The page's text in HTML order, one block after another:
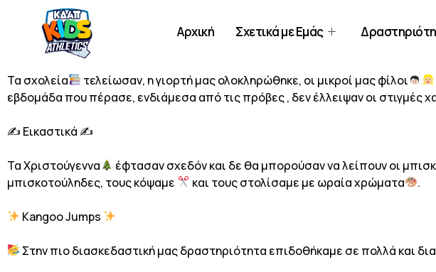
Αρχική Σχετικά με Εμάς
Τα σχολεία τελείωσαν, η γιορτή μας ολοκληρώθηκε, οι μικροί μας φίλοι
εβδομάδα που πέρασε, ενδιάμεσα από τις πρόβες , δεν έλλειψαν οι στιγμές
✍️ Εικαστικά ✍️
Τα Χριστούγεννα έφτασαν σχεδόν και δε θα μπορούσαν να λείπουν οι
μπισκοτούληδες, τους κόψαμε
και τους στολίσαμε με ωραία χρώματα .
Kangoo Jumps
Στην πιο διασκεδαστική μας δραστηριότητα επιδοθήκαμε σε πολλά και